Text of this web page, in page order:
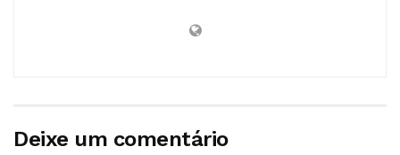
Deixe um comentário